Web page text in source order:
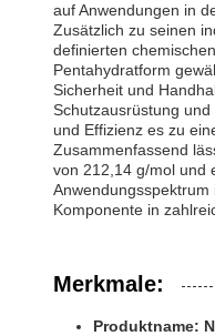
auf Anwendungen in
Zusätzlich zu seinen
definierten
Pentahydratform
Sicherheit und
Schutzausrüstung
und Effizienz es zu
Zusammenfassend
von 212,14 g/mol und
Komponente in
Merkmale:
Produktname: